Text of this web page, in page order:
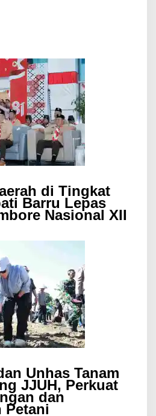
di Tingkat
Barru Lepas
Nasional XII
Unhas Tanam
JJUH, Perkuat
dan
Petani